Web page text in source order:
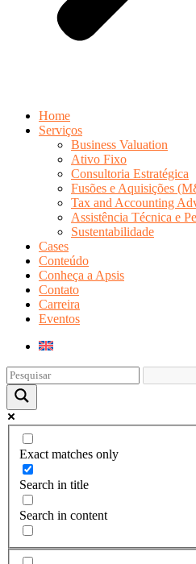
Home
Serviços
Business Valuation
Ativo Fixo
Consultoria Estratégica
Fusões e Aquisições
Tax and Accounting
Assistência Técnica e
Sustentabilidade
Cases
Conteúdo
Conheça a Apsis
Contato
Carreira
Eventos
Exact matches only
Search in title
Search in content